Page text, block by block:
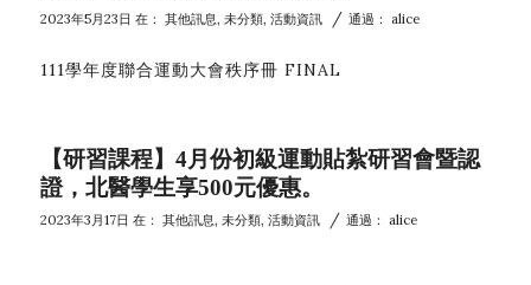
2023年5月23日 在： 其他訊息 , 未分類, 活動資訊 / 通過： alice
111學年度聯合運動大會秩序冊 FINAL
【研習課程】4月份初級運動貼紮研習會暨認
證，北醫學生享500元優惠。
2023年3月17日 在： 其他訊息 , 未分類, 活動資訊 / 通過： alice